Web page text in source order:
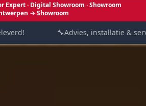
Expert · Digital Showroom · Showroom
→ Showroom
🔧Advies, installatie &